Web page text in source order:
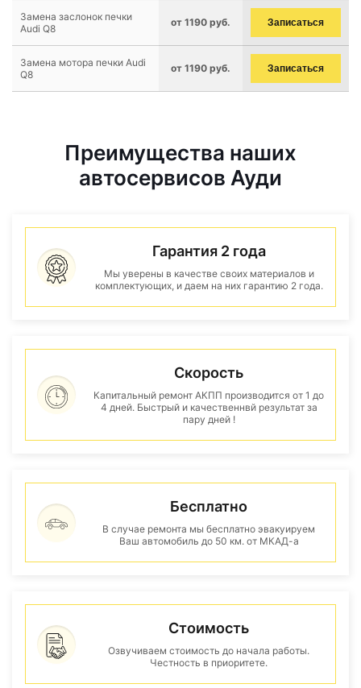
Замена заслонок печки
Audi Q8
от 1190 руб. Записаться
Замена мотора печки Audi
Q8
от 1190 руб. Записаться
Преимущества наших
автосервисов Ауди
Гарантия 2 года
Мы уверены в качестве своих материалов и
комплектующих, и даем на них гарантию 2 года.
Скорость
Капитальный ремонт АКПП производится от 1 до
4 дней. Быстрый и качественнвй результат за
пару дней !
Бесплатно
В случае ремонта мы бесплатно эвакуируем
Ваш автомобиль до 50 км. от МКАД-а
Стоимость
Озвучиваем стоимость до начала работы.
Честность в приоритете.